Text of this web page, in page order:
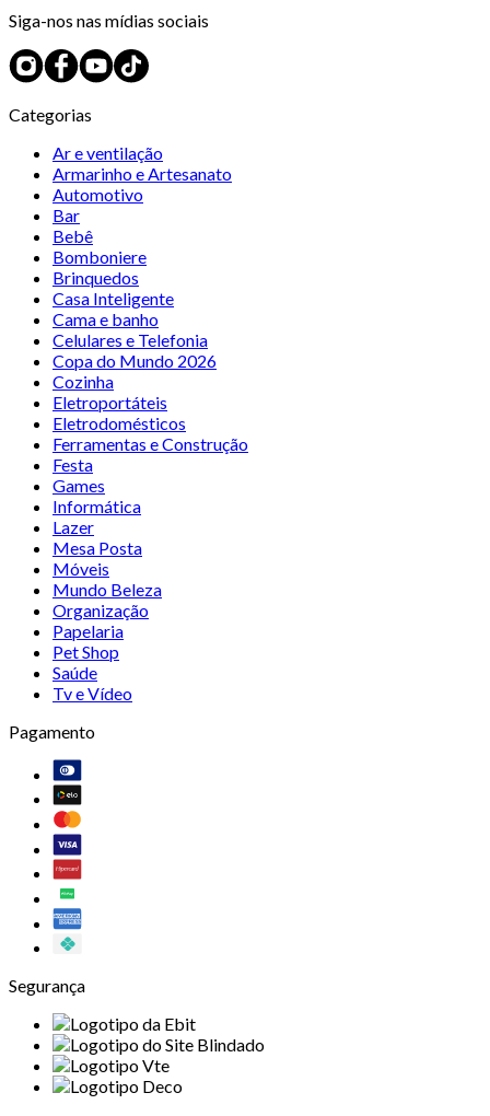
Siga-nos nas mídias sociais
Categorias
Ar e ventilação
Armarinho e Artesanato
Automotivo
Bar
Bebê
Bomboniere
Brinquedos
Casa Inteligente
Cama e banho
Celulares e Telefonia
Copa do Mundo 2026
Cozinha
Eletroportáteis
Eletrodomésticos
Ferramentas e Construção
Festa
Games
Informática
Lazer
Mesa Posta
Móveis
Mundo Beleza
Organização
Papelaria
Pet Shop
Saúde
Tv e Vídeo
Pagamento
Segurança